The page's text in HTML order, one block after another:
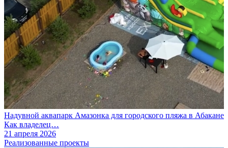
Надувной аквапарк Амазонка для городского пляжа в Абакане
Как владелец…
21 апреля 2026
Реализованные проекты